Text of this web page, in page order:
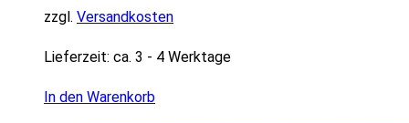
zzgl. Versandkosten
Lieferzeit: ca. 3 - 4 Werktage
In den Warenkorb